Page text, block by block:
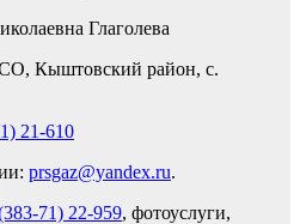
Глаголева
Кыштовский район, с.
21-610
prsgaz@yandex.ru.
71) 22-959, фотоуслуги,